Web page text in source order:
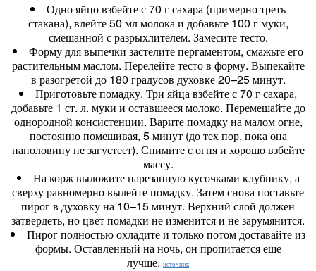
Одно яйцо взбейте с 70 г сахара (примерно треть
стакана), влейте 50 мл молока и добавьте 100 г муки,
смешанной с разрыхлителем. Замесите тесто.
Форму для выпечки застелите пергаментом, смажьте его
растительным маслом. Перелейте тесто в форму. Выпекайте
в разогретой до 180 градусов духовке 20–25 минут.
Приготовьте помадку. Три яйца взбейте с 70 г сахара,
добавьте 1 ст. л. муки и оставшееся молоко. Перемешайте до
однородной консистенции. Варите помадку на малом огне,
постоянно помешивая, 5 минут (до тех пор, пока она
наполовину не загустеет). Снимите с огня и хорошо взбейте
массу.
На корж выложите нарезанную кусочками клубнику, а
сверху равномерно вылейте помадку. Затем снова поставьте
пирог в духовку на 10–15 минут. Верхний слой должен
затвердеть, но цвет помадки не изменится и не зарумянится.
Пирог полностью охладите и только потом доставайте из
формы. Оставленный на ночь, он пропитается еще
лучше. источник